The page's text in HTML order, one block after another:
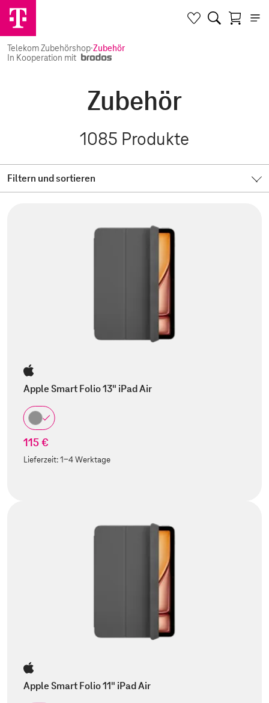
Telekom Zubehörshop·Zubehör
In Kooperation mit
Zubehör
1085 Produkte
Filtern und sortieren
Apple Smart Folio 13" iPad Air
115 €
Lieferzeit:1-4 Werktage
Apple Smart Folio 11" iPad Air